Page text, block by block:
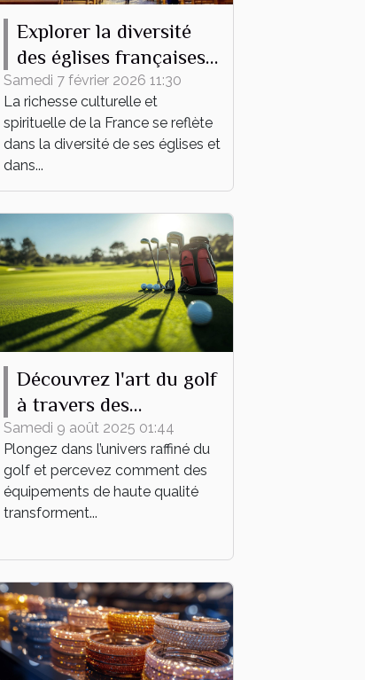
Explorer la diversité
des églises françaises à
travers leurs messes
Samedi 7 février 2026 11:30
La richesse culturelle et
spirituelle de la France se reflète
dans la diversité de ses églises et
dans...
Découvrez l'art du golf
à travers des
équipements de haute
qualité
Samedi 9 août 2025 01:44
Plongez dans l’univers raffiné du
golf et percevez comment des
équipements de haute qualité
transforment...